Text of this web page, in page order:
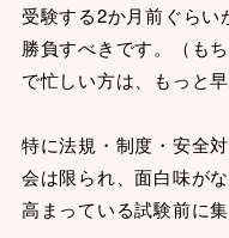
受験する2か月前ぐら
勝負すべきです。（も
で忙しい方は、もっと
特に法規・制度・安全
会は限られ、面白味が
高まっている試験前に